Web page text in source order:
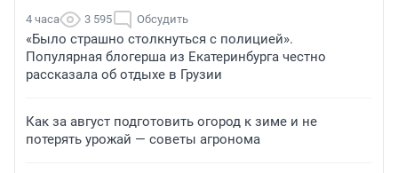
4 часа 3 595 Обсудить
«Было страшно столкнуться с полицией».
Популярная блогерша из Екатеринбурга честно
рассказала об отдыхе в Грузии
Как за август подготовить огород к зиме и не
потерять урожай — советы агронома